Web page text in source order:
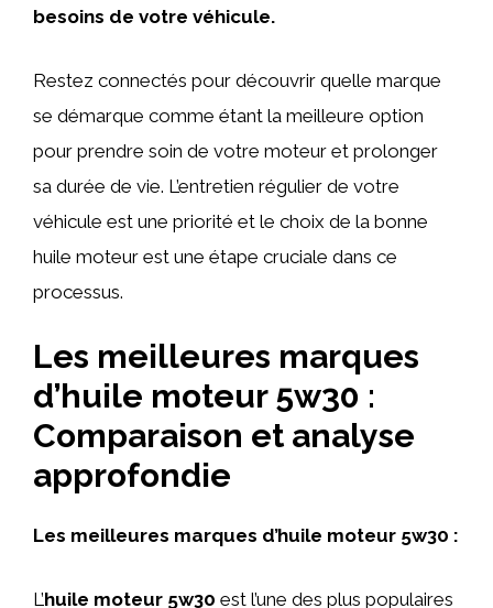
besoins de votre véhicule.
Restez connectés pour découvrir quelle marque
se démarque comme étant la meilleure option
pour prendre soin de votre moteur et prolonger
sa durée de vie. L’entretien régulier de votre
véhicule est une priorité et le choix de la bonne
huile moteur est une étape cruciale dans ce
processus.
Les meilleures marques
d’huile moteur 5w30 :
Comparaison et analyse
approfondie
Les meilleures marques d’huile moteur 5w30 :
L’huile moteur 5w30 est l’une des plus populaires